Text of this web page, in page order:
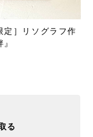
定］リソグラフ作
る